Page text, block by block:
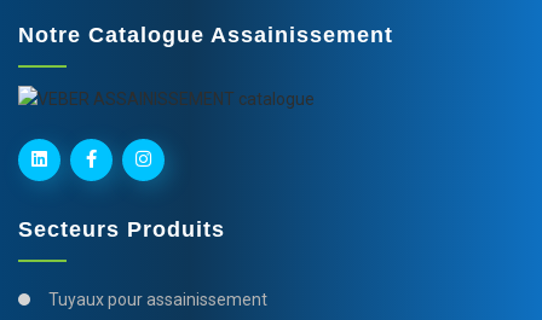
Notre Catalogue Assainissement
Secteurs Produits
Tuyaux pour assainissement